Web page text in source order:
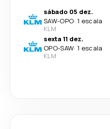
sábado 05 dez.
SAW-OPO· 1 escala
KLM
sexta 11 dez.
OPO-SAW· 1 escala
KLM